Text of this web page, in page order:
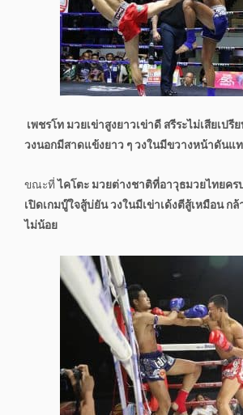
เพชรโท มวยเข่าสูงยาวเข่าดี สรีระไม่เสียเปรี
วงนอกมีสาดแข้งยาว ๆ วงในมีขวางหน้าดันแ
ขณะที่ไคโตะ มวยต่างชาติที่อาวุธมวยไทยคร
เปิดเกมบู๊ใจสู้บ่ยัน วงในมีเข่าเด้งตีสู้เหมือน ก
ไม่น้อย